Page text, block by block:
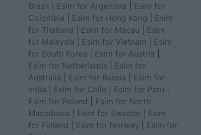
Brazil
Esim for Argentina
Esim for
Colombia
Esim for Hong Kong
Esim
for Thailand
Esim for Macau
Esim
for Malaysia
Esim for Vietnam
Esim
for South Korea
Esim for Austria
Esim for Netherlands
Esim for
Australia
Esim for Russia
Esim for
India
Esim for Chile Esim for Peru
Esim for Poland
Esim for North
Macedonia
Esim for Sweden
Esim
for Finland
Esim for Norway
Esim for